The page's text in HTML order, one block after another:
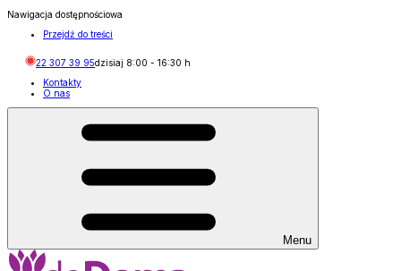
Nawigacja dostępnościowa
Przejdź do treści
22 307 39 95dzisiaj 8:00 - 16:30 h
Kontakty
O nas
Menu